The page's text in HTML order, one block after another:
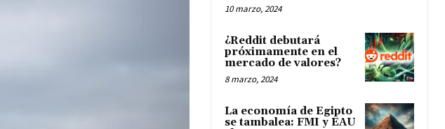
10 marzo, 2024
¿Reddit debutará
próximamente en el
mercado de valores?
8 marzo, 2024
La economía de Egipto
se tambalea: FMI y EAU